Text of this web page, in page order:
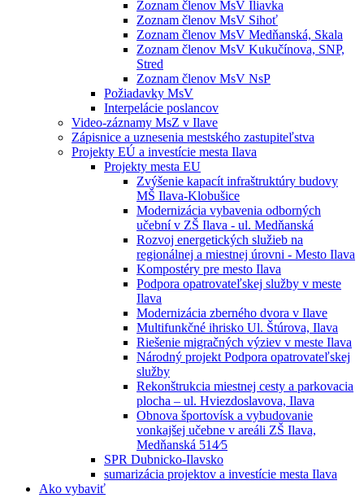
Zoznam členov MsV Iliavka
Zoznam členov MsV Sihoť
Zoznam členov MsV Medňanská, Skala
Zoznam členov MsV Kukučínova, SNP,
Stred
Zoznam členov MsV NsP
Požiadavky MsV
Interpelácie poslancov
Video-záznamy MsZ v Ilave
Zápisnice a uznesenia mestského zastupiteľstva
Projekty EÚ a investície mesta Ilava
Projekty mesta EU
Zvýšenie kapacít infraštruktúry budovy
MŠ Ilava-Klobušice
Modernizácia vybavenia odborných
učební v ZŠ Ilava - ul. Medňanská
Rozvoj energetických služieb na
regionálnej a miestnej úrovni - Mesto Ilava
Kompostéry pre mesto Ilava
Podpora opatrovateľskej služby v meste
Ilava
Modernizácia zberného dvora v Ilave
Multifunkčné ihrisko Ul. Štúrova, Ilava
Riešenie migračných výziev v meste Ilava
Národný projekt Podpora opatrovateľskej
služby
Rekonštrukcia miestnej cesty a parkovacia
plocha – ul. Hviezdoslavova, Ilava
Obnova športovísk a vybudovanie
vonkajšej učebne v areáli ZŠ Ilava,
Medňanská 514⁄5
SPR Dubnicko-Ilavsko
sumarizácia projektov a investície mesta Ilava
Ako vybaviť